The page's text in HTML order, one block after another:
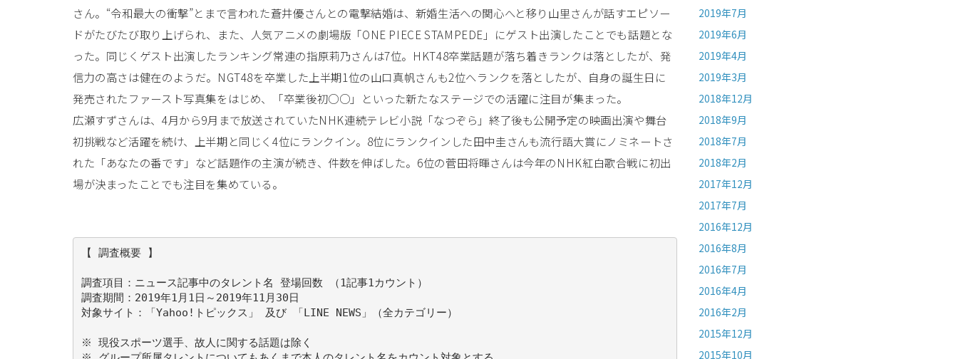
さん。“令和最大の衝撃”とまで言われた蒼井優さんとの電撃結婚は、新婚生活への関心へと移り山里さんが話すエピソー
ドがたびたび取り上げられ、また、人気アニメの劇場版「ONE PIECE STAMPEDE」にゲスト出演したことでも話題とな
った。同じくゲスト出演したランキング常連の指原莉乃さんは7位。HKT48卒業話題が落ち着きランクは落としたが、発
信力の高さは健在のようだ。NGT48を卒業した上半期1位の山口真帆さんも2位へランクを落としたが、自身の誕生日に
発売されたファースト写真集をはじめ、「卒業後初○○」といった新たなステージでの活躍に注目が集まった。
広瀬すずさんは、4月から9月まで放送されていたNHK連続テレビ小説「なつぞら」終了後も公開予定の映画出演や舞台
初挑戦など活躍を続け、上半期と同じく4位にランクイン。8位にランクインした田中圭さんも流行語大賞にノミネートさ
れた「あなたの番です」など話題作の主演が続き、件数を伸ばした。6位の菅田将暉さんは今年のNHK紅白歌合戦に初出
場が決まったことでも注目を集めている。
【 調査概要 】
調査項目：ニュース記事中のタレント名 登場回数 （1記事1カウント）
調査期間：2019年1月1日～2019年11月30日
対象サイト：「Yahoo!トピックス」 及び 「LINE NEWS」（全カテゴリー）
※ 現役スポーツ選手、故人に関する話題は除く
2019年7月
2019年6月
2019年4月
2019年3月
2018年12月
2018年9月
2018年7月
2018年2月
2017年12月
2017年7月
2016年12月
2016年8月
2016年7月
2016年4月
2016年2月
2015年12月
2015年10月